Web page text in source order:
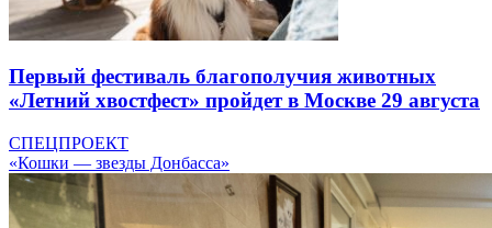
Первый фестиваль благополучия животных
«Летний хвостфест» пройдет в Москве 29 августа
СПЕЦПРОЕКТ
«Кошки — звезды Донбасса»